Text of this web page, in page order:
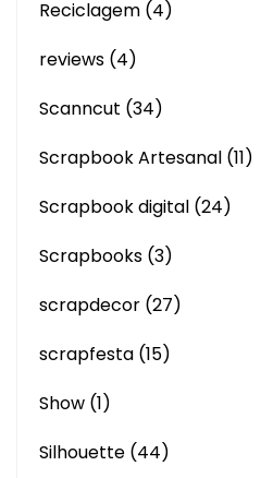
Reciclagem (4)
reviews (4)
Scanncut (34)
Scrapbook Artesanal (11)
Scrapbook digital (24)
Scrapbooks (3)
scrapdecor (27)
scrapfesta (15)
Show (1)
Silhouette (44)